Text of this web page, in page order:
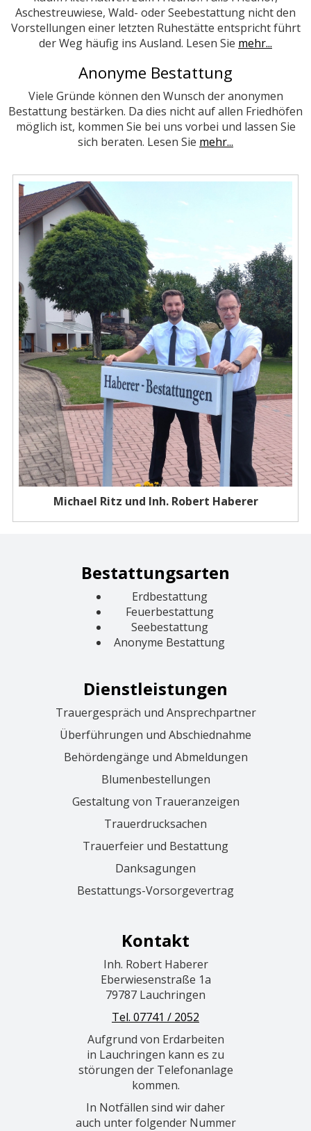
Aschestreuwiese, Wald- oder Seebestattung nicht den
Vorstellungen einer letzten Ruhestätte entspricht führt
der Weg häufig ins Ausland. Lesen Sie mehr...
Anonyme Bestattung
Viele Gründe können den Wunsch der anonymen
Bestattung bestärken. Da dies nicht auf allen Friedhöfen
möglich ist, kommen Sie bei uns vorbei und lassen Sie
sich beraten. Lesen Sie mehr...
Michael Ritz und Inh. Robert Haberer
Bestattungsarten
Erdbestattung
Feuerbestattung
Seebestattung
Anonyme Bestattung
Dienstleistungen
Trauergespräch und Ansprechpartner
Überführungen und Abschiednahme
Behördengänge und Abmeldungen
Blumenbestellungen
Gestaltung von Traueranzeigen
Trauerdrucksachen
Trauerfeier und Bestattung
Danksagungen
Bestattungs-Vorsorgevertrag
Kontakt
Inh. Robert Haberer
Eberwiesenstraße 1a
79787 Lauchringen
Tel. 07741 / 2052
Aufgrund von Erdarbeiten
in Lauchringen kann es zu
störungen der Telefonanlage
kommen.
In Notfällen sind wir daher
auch unter folgender Nummer